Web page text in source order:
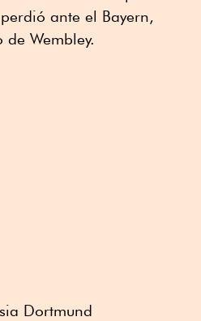
ante el Bayern,
Wembley.
Dortmund